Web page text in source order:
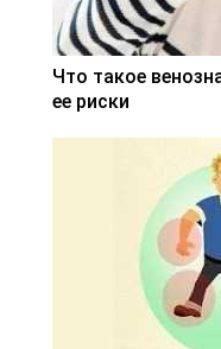
Что такое
ее риски